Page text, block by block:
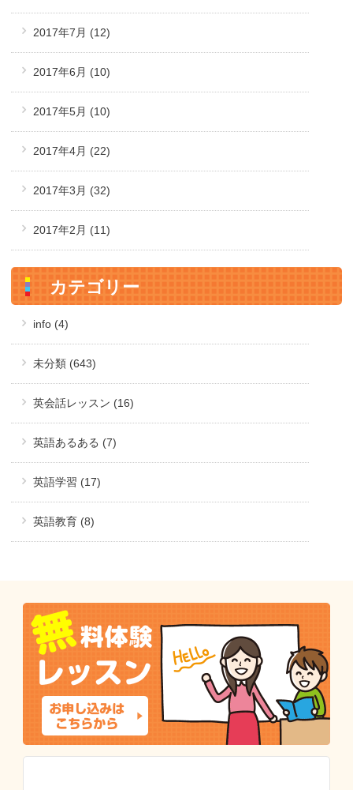
2017年7月 (12)
2017年6月 (10)
2017年5月 (10)
2017年4月 (22)
2017年3月 (32)
2017年2月 (11)
カテゴリー
info (4)
未分類 (643)
英会話レッスン (16)
英語あるある (7)
英語学習 (17)
英語教育 (8)